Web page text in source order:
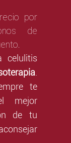
por
de
celulitis
te
mejor
de tu